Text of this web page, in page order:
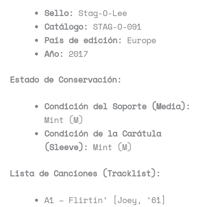
Sello: Stag-O-Lee
Catálogo: STAG-O-091
País de edición: Europe
Año: 2017
Estado de Conservación:
Condición del Soporte (Media):
Mint (M)
Condición de la Carátula
(Sleeve): Mint (M)
Lista de Canciones (Tracklist):
A1 – Flirtin’ [Joey, ‘61]